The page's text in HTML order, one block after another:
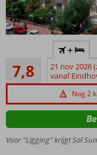
hoek
Gezinsvriendelijke
voorzieningen
Centraal
in Costa
Adeje
7,8
Goed
12
beoordelingen
+
21 nov 2026
vanaf
Nog 2
Voor “Ligging” krijgt Sol